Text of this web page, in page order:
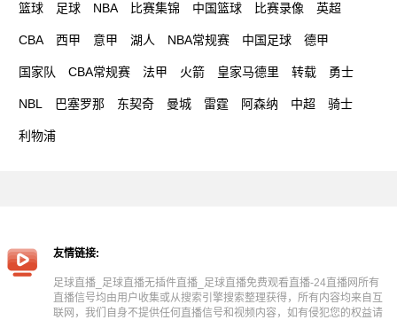
篮球 足球 NBA 比赛集锦 中国篮球 比赛录像 英超
CBA 西甲 意甲 湖人 NBA常规赛 中国足球 德甲
国家队 CBA常规赛 法甲 火箭 皇家马德里 转载 勇士
NBL 巴塞罗那 东契奇 曼城 雷霆 阿森纳 中超 骑士
利物浦
友情链接:
足球直播_足球直播无插件直播_足球直播免费观看直播-24直播网所有
直播信号均由用户收集或从搜索引擎搜索整理获得，所有内容均来自互
联网，我们自身不提供任何直播信号和视频内容，如有侵犯您的权益请